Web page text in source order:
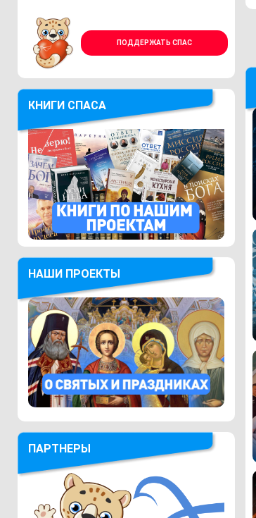
ПОДДЕРЖАТЬ СПАС
КНИГИ СПАСА
НАШИ ПРОЕКТЫ
ПАРТНЕРЫ